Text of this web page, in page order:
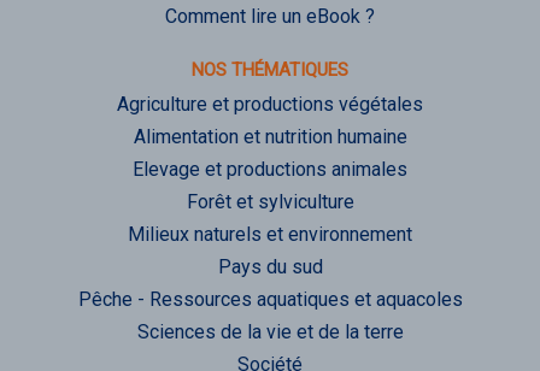
Comment lire un eBook ?
NOS THÉMATIQUES
Agriculture et productions végétales
Alimentation et nutrition humaine
Elevage et productions animales
Forêt et sylviculture
Milieux naturels et environnement
Pays du sud
Pêche - Ressources aquatiques et aquacoles
Sciences de la vie et de la terre
Société